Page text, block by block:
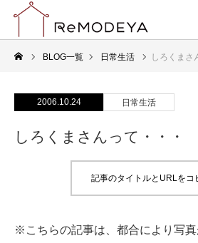
BLOG一覧 日常生活 しろくまさ
2006.10.24 日常生活
しろくまさんって・・・
記事のタイトルとURLをコ
※こちらの記事は、都合により写